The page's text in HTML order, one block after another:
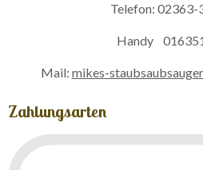
Telefon: 02363-
Handy
Mail: mikes-
Zahlungsarten